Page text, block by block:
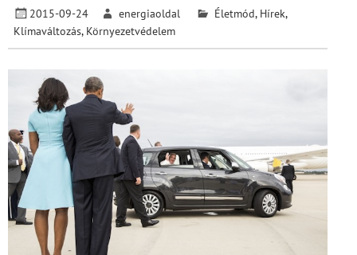
2015-09-24 energiaoldal Életmód, Hírek,
Klímaváltozás, Környezetvédelem